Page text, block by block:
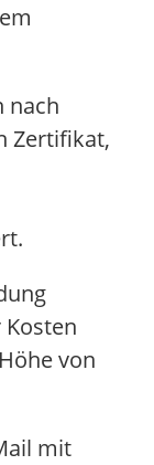
nach
Zertifikat,
von
mit